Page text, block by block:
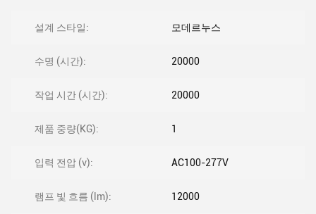
설계 스타일: 모데르누스
수명 (시간): 20000
작업 시간 (시간): 20000
제품 중량(KG): 1
입력 전압 (v): AC100-277V
램프 빛 흐름 (lm): 12000